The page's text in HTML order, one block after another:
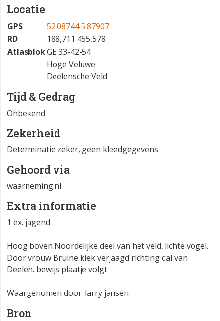
Locatie
GPS
52.08744 5.87907
RD
188,711 455,578
AtlasblokGE 33-42-54
Hoge Veluwe
Deelensche Veld
Tijd & Gedrag
Onbekend
Zekerheid
Determinatie zeker, geen kleedgegevens
Gehoord via
waarneming.nl
Extra informatie
1 ex. jagend
Hoog boven Noordelijke deel van het veld, lichte vogel.
Door vrouw Bruine kiek verjaagd richting dal van
Deelen. bewijs plaatje volgt
Waargenomen door: larry jansen
Bron